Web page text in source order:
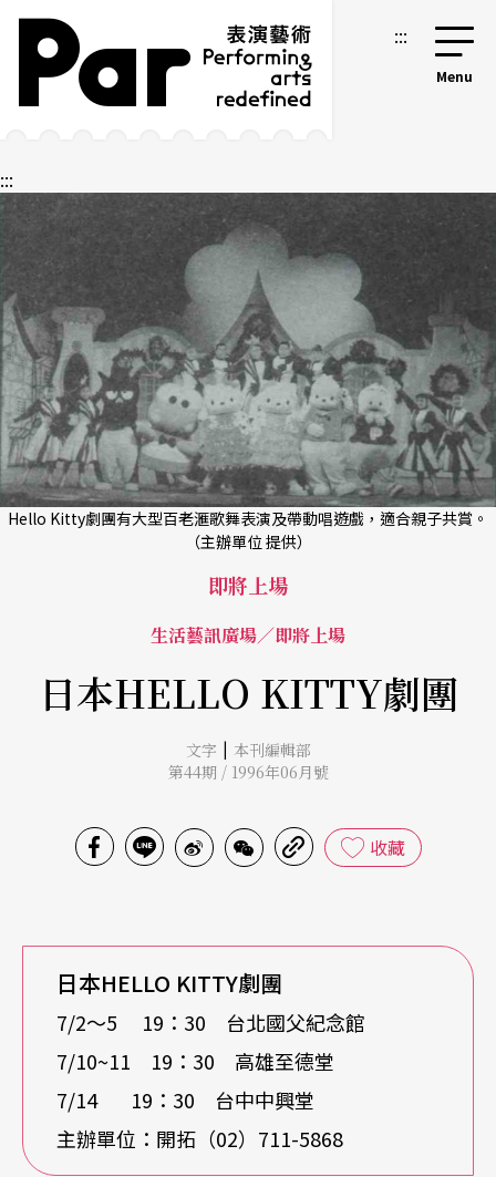
跳到主要內容區塊
網站導覽 :::
:::
Hello Kitty劇團有大型百老滙歌舞表演及帶動唱遊戲，適合親子共賞。
（主辦單位 提供）
即將上場
生活藝訊廣場／即將上場
日本HELLO KITTY劇團
文字 | 本刊編輯部
第44期 / 1996年06月號
收藏
日本HELLO KITTY劇團
7/2〜5 19：30 台北國父紀念館
7/10~11 19：30 高雄至德堂
7/14 19：30 台中中興堂
主辦單位：開拓（02）711-5868